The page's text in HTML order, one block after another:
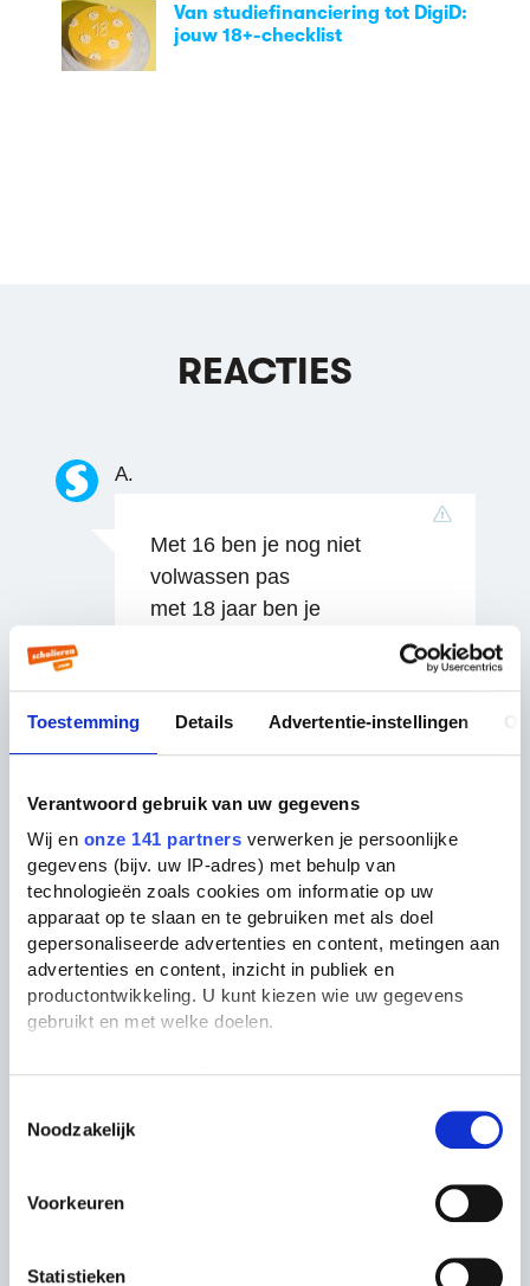
Toestemming Details Advertentie-instellingen
Verantwoord gebruik van uw gegevens
Wij en onze 141 partners verwerken je persoonlijke
gegevens (bijv. uw IP-adres) met behulp van
technologieën zoals cookies om informatie op uw
apparaat op te slaan en te gebruiken met als doel
gepersonaliseerde advertenties en content, metingen aan
advertenties en content, inzicht in publiek en
productontwikkeling. U kunt kiezen wie uw gegevens
gebruikt en met welke doelen.
Als u het toestaat, willen we ook graag:
locatie, die tot een paar meter nauwkeurig kan zijn
scannen op specifieke eigenschappen (fingerprinting)
Lees meer over hoe uw persoonlijke gegevens worden
U kunt uw toestemming op elk moment wijzigen of
Noodzakelijk
Voorkeuren
Statistieken
Van studiefinanciering tot DigiD:
jouw 18+-checklist
REACTIES
A.
Met 16 ben je nog niet
volwassen pas
met 18 jaar ben je
jongvolwassen en dat is erger
studifinaciering en daar hoef jij
zeur niet!
en je kan er toch niks aan
doen!
13 jaar geleden
Lotte